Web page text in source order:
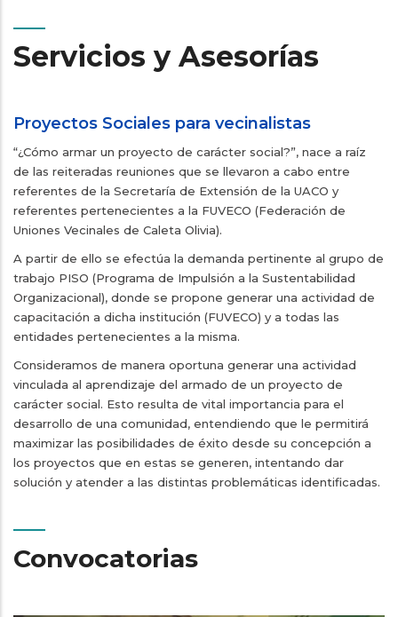
Servicios y Asesorías
Proyectos Sociales para vecinalistas
“¿Cómo armar un proyecto de carácter social?”, nace a raíz
de las reiteradas reuniones que se llevaron a cabo entre
referentes de la Secretaría de Extensión de la UACO y
referentes pertenecientes a la FUVECO (Federación de
Uniones Vecinales de Caleta Olivia).
A partir de ello se efectúa la demanda pertinente al grupo de
trabajo PISO (Programa de Impulsión a la Sustentabilidad
Organizacional), donde se propone generar una actividad de
capacitación a dicha institución (FUVECO) y a todas las
entidades pertenecientes a la misma.
Consideramos de manera oportuna generar una actividad
vinculada al aprendizaje del armado de un proyecto de
carácter social. Esto resulta de vital importancia para el
desarrollo de una comunidad, entendiendo que le permitirá
maximizar las posibilidades de éxito desde su concepción a
los proyectos que en estas se generen, intentando dar
solución y atender a las distintas problemáticas identificadas.
Convocatorias